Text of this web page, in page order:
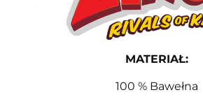
MATERIAŁ:
100 % Bawełna